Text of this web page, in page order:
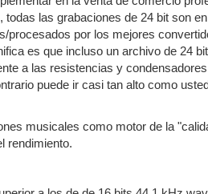
las grabaciones de 24 bit son
procesados por los mejores
es que incluso un archivo de 24
a las resistencias y
puede ir casi tan alto como
musicales como motor de la
rendimiento.